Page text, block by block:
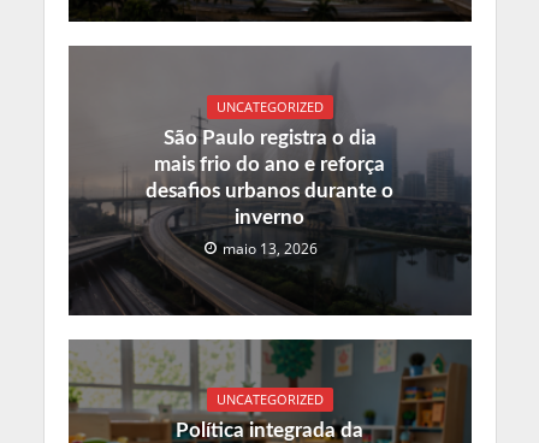
UNCATEGORIZED
São Paulo registra o dia
mais frio do ano e reforça
desafios urbanos durante o
inverno
maio 13, 2026
UNCATEGORIZED
Política integrada da